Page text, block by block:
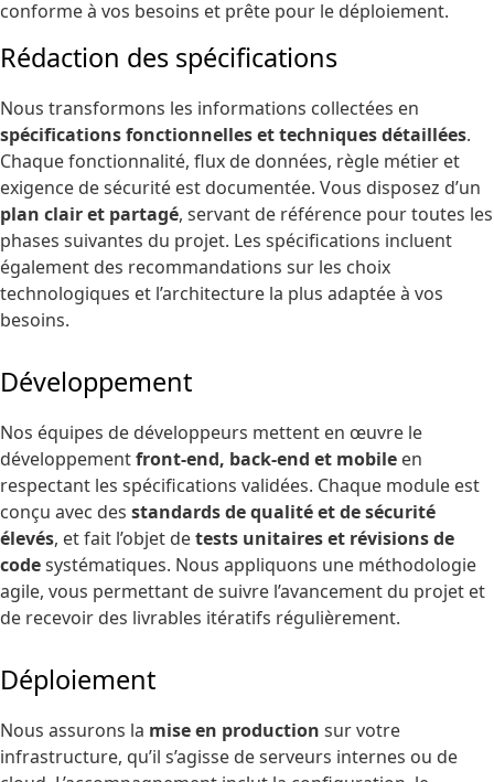
conforme à vos besoins et prête pour le déploiement.
Rédaction des spécifications
Nous transformons les informations collectées en
spécifications fonctionnelles et techniques détaillées.
Chaque fonctionnalité, flux de données, règle métier et
exigence de sécurité est documentée. Vous disposez d’un
plan clair et partagé, servant de référence pour toutes les
phases suivantes du projet. Les spécifications incluent
également des recommandations sur les choix
technologiques et l’architecture la plus adaptée à vos
besoins.
Développement
Nos équipes de développeurs mettent en œuvre le
développementfront-end, back-end et mobile en
respectant les spécifications validées. Chaque module est
conçu avec des standards de qualité et de sécurité
élevés, et fait l’objet detests unitaires et révisions de
codesystématiques. Nous appliquons une méthodologie
agile, vous permettant de suivre l’avancement du projet et
de recevoir des livrables itératifs régulièrement.
Déploiement
Nous assurons la mise en production sur votre
infrastructure, qu’il s’agisse de serveurs internes ou de